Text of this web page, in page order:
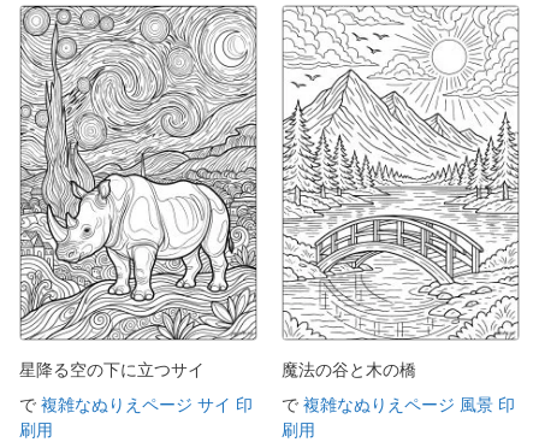
星降る空の下に立つサイ
で 複雑なぬりえページ サイ 印
刷用
魔法の谷と木の橋
で 複雑なぬりえページ 風景 印
刷用